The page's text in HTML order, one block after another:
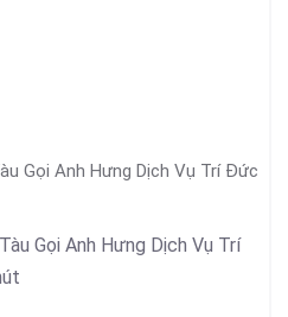
Gọi Anh Hưng Dịch Vụ Trí Đức
Gọi Anh Hưng Dịch Vụ Trí